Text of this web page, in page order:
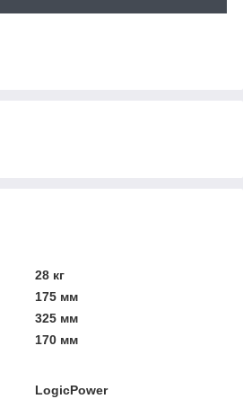
28 кг
175 мм
325 мм
170 мм
LogicPower